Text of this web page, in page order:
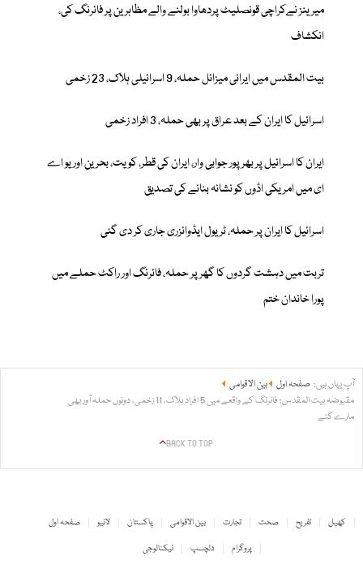
میرینز نےکراچی قونصلیٹ پردھاوا بولنے والے مظاہرین پر فائرنگ کی،
انکشاف
بیت المقدس میں ایرانی میزائل حملہ، 9 اسرائیلی ہلاک، 23 زخمی
اسرائیل کا ایران کے بعد عراق پر بھی حملہ، 3 افراد زخمی
ایران کا اسرائیل پر بھرپور جوابی وار، ایران کی قطر، کویت، بحرین اور یو اے
ای میں امریکی اڈوں کو نشانہ بنانے کی تصدیق
اسرائیل کا ایران پر حملہ، ٹریول ایڈوائزری جاری کر دی گئی
تربت میں دہشت گردوں کا گھر پر حملہ، فائرنگ اور راکٹ حملے میں
پورا خاندان ختم
آپ یہاں ہیں: صفحہ اول
بین الاقوامی
مقبوضہ بیت المقدس: فائرنگ کے واقعے میں 5 افراد ہلاک، 11 زخمی، دونوں حملہ آور بھی
مارے گئے
BACK TO TOP
صفحہ اول لائیو پاکستان بین الاقوامی تجارت صحت تفریح
کھیل
ٹیکنالوجی
دلچسپ پروگرام